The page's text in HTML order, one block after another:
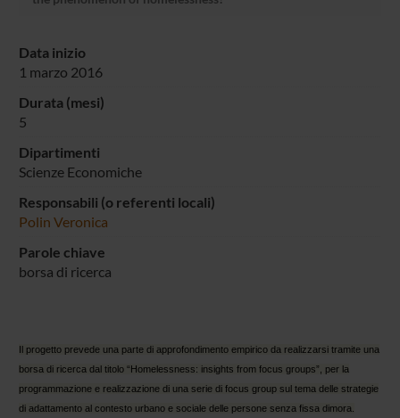
Data inizio
1 marzo 2016
Durata (mesi)
5
Dipartimenti
Scienze Economiche
Responsabili (o referenti locali)
Polin Veronica
Parole chiave
borsa di ricerca
Il progetto prevede una parte di approfondimento empirico da realizzarsi tramite una
borsa di ricerca dal titolo “Homelessness: insights from focus groups”, per la
programmazione e realizzazione di una serie di focus group sul tema delle strategie
di adattamento al contesto urbano e sociale delle persone senza fissa dimora.